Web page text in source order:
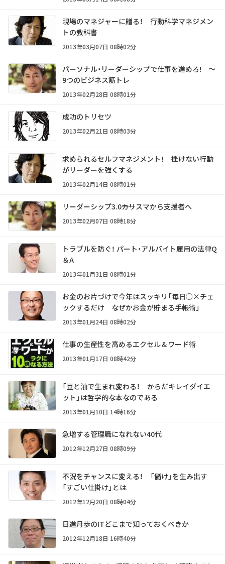
現場のマネジャーに贈る！ 行動科学マネジメン
トの教科書
2013年03月07日 08時02分
パーソナル・リーダーシップで仕事を進めろ! ～
9つのビジネス筋トレ
2013年02月28日 08時01分
成功のトリセツ
2013年02月21日 08時03分
求められるセルフマネジメント！ 挫けない行動
がリーダーを強くする
2013年02月14日 08時01分
リーダーシップ3.0――カリスマから支援者へ
2013年02月07日 08時18分
トラブルを防ぐ！ パート・アルバイト雇用の法律Q
＆A
2013年01月31日 08時01分
お金のお片づけで今年はスッキリ「毎日○×チェ
ックするだけ なぜかお金が貯まる手帳術」
2013年01月24日 08時02分
仕事の生産性を高めるエクセル＆ワード術
2013年01月17日 08時42分
「豆と油で生まれ変わる！ からだキレイダイエ
ット」は哲学的な本なのである
2013年01月10日 14時16分
急増する管理職になれない40代
2012年12月27日 08時09分
不況をチャンスに変える！ 「儲け」を生み出す
「すごい仕掛け」とは
2012年12月20日 08時04分
日進月歩のIT――どこまで知っておくべきか
2012年12月18日 16時40分